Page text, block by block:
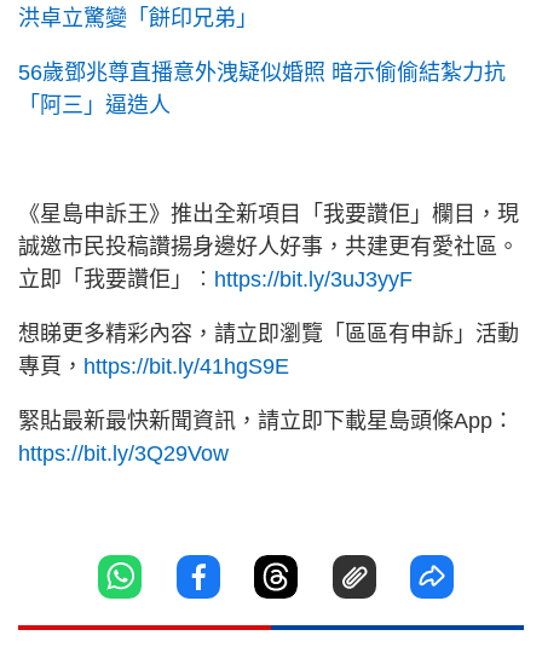
洪卓立驚變「餅印兄弟」
56歲鄧兆尊直播意外洩疑似婚照 暗示偷偷結紮力抗
「阿三」逼造人
《星島申訴王》推出全新項目「我要讚佢」欄目，現
誠邀市民投稿讚揚身邊好人好事，共建更有愛社區。
立即「我要讚佢」︰ https://bit.ly/3uJ3yyF
想睇更多精彩內容，請立即瀏覽「區區有申訴」活動
專頁， https://bit.ly/41hgS9E
緊貼最新最快新聞資訊，請立即下載星島頭條App：
https://bit.ly/3Q29Vow